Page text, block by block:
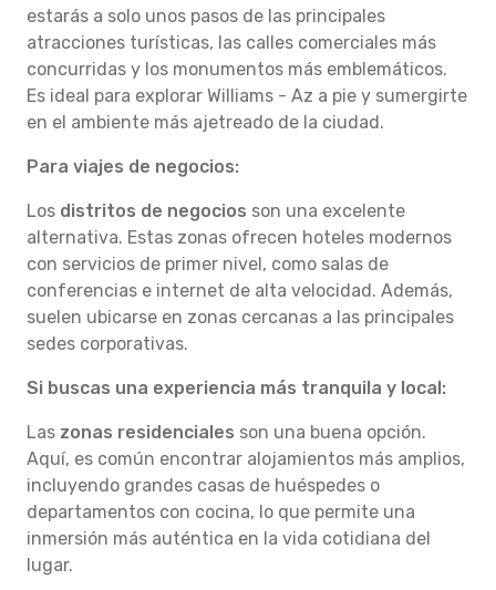
estarás a solo unos pasos de las principales
atracciones turísticas, las calles comerciales más
concurridas y los monumentos más emblemáticos.
Es ideal para explorar Williams - Az a pie y sumergirte
en el ambiente más ajetreado de la ciudad.
Para viajes de negocios:
Los distritos de negocios son una excelente
alternativa. Estas zonas ofrecen hoteles modernos
con servicios de primer nivel, como salas de
conferencias e internet de alta velocidad. Además,
suelen ubicarse en zonas cercanas a las principales
sedes corporativas.
Si buscas una experiencia más tranquila y local:
Las zonas residenciales son una buena opción.
Aquí, es común encontrar alojamientos más amplios,
incluyendo grandes casas de huéspedes o
departamentos con cocina, lo que permite una
inmersión más auténtica en la vida cotidiana del
lugar.